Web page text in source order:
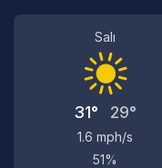
Salı
31° 29°
1.6 mph/s
51%